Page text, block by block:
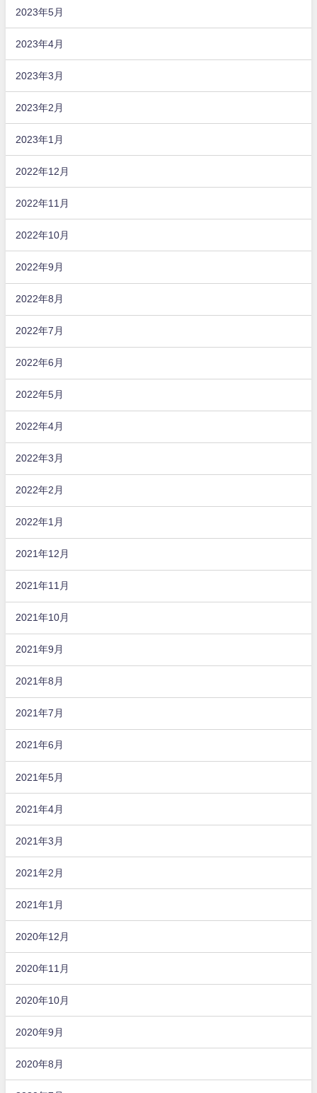
2023年5月
2023年4月
2023年3月
2023年2月
2023年1月
2022年12月
2022年11月
2022年10月
2022年9月
2022年8月
2022年7月
2022年6月
2022年5月
2022年4月
2022年3月
2022年2月
2022年1月
2021年12月
2021年11月
2021年10月
2021年9月
2021年8月
2021年7月
2021年6月
2021年5月
2021年4月
2021年3月
2021年2月
2021年1月
2020年12月
2020年11月
2020年10月
2020年9月
2020年8月